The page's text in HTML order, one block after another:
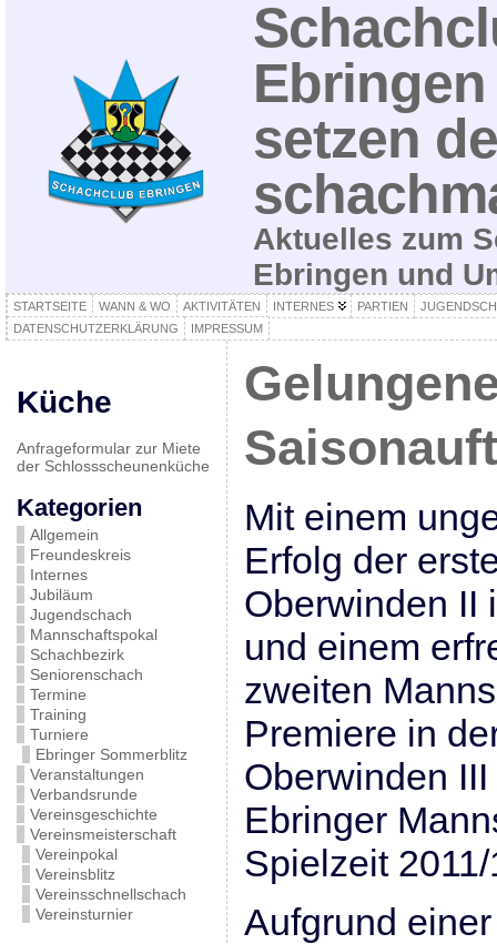
setzen
Aktuelles zum
Ebringen und
STARTSEITE WANN & WO AKTIVITÄTEN INTERNES PARTIEN
DATENSCHUTZERKLÄRUNG
IMPRESSUM
Küche
Anfrageformular zur Miete
der Schlossscheunenküche
Kategorien
Allgemein
Freundeskreis
Internes
Jubiläum
Jugendschach
Mannschaftspokal
Schachbezirk
Seniorenschach
Termine
Training
Turniere
Ebringer Sommerblitz
Veranstaltungen
Verbandsrunde
Vereinsgeschichte
Vereinsmeisterschaft
Vereinpokal
Vereinsblitz
Vereinsschnellschach
Vereinsturnier
Mit einem
Erfolg der
Oberwinden II
und einem
zweiten
Premiere in
Oberwinden
Ebringer
Spielzeit
Aufgrund